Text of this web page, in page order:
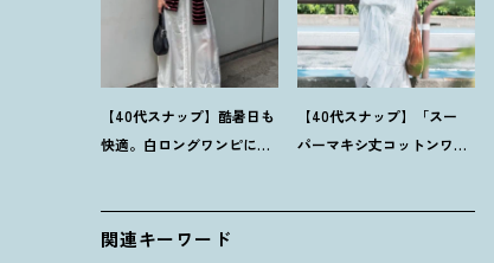
【40代スナップ】酷暑日も
快適。白ロングワンピに
【40代スナップ】「スー
パーマキシ丈コットンワン
関連キーワード